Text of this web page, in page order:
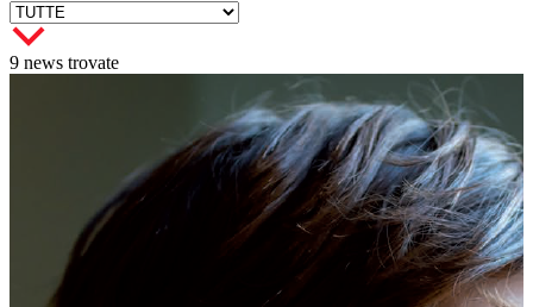
9 news trovate